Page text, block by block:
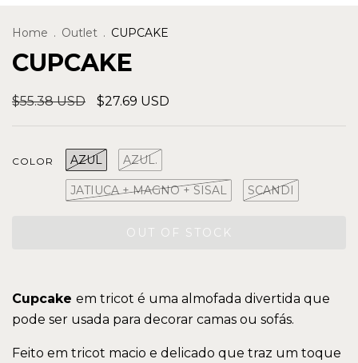
Home . Outlet . CUPCAKE
CUPCAKE
$55.38 USD $27.69 USD
COLOR AZUL AZUL.
JATIUCA + MAGNO + SISAL SCANDI
Cupcake em tricot é uma almofada divertida que
pode ser usada para decorar camas ou sofás.
Feito em tricot macio e delicado que traz um toque